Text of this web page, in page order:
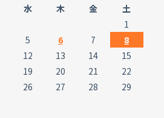
水 木 金 土
1
5 6 7
8
12 13 14
15
19 20 21
22
26 27 28
29